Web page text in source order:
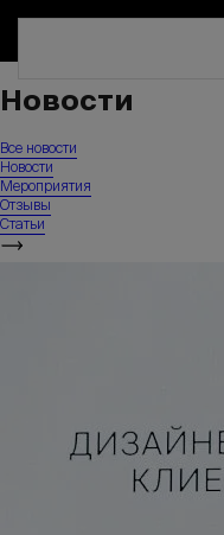
Новости
Все новости
Новости
Мероприятия
Отзывы
Статьи